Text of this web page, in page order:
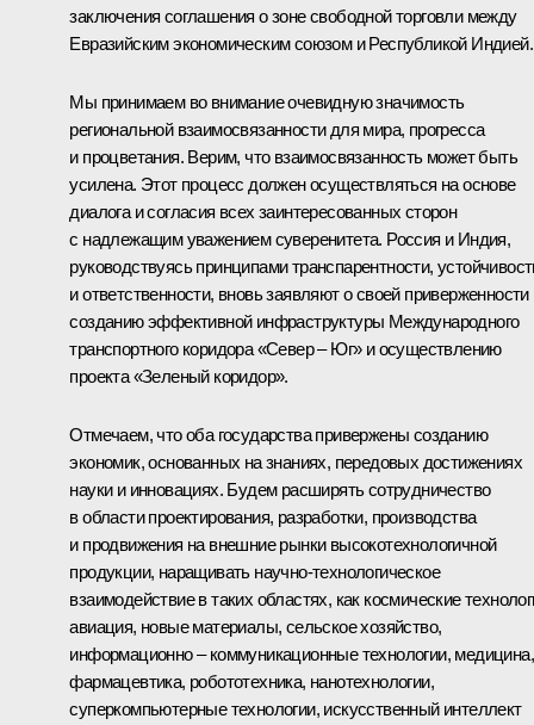
заключения соглашения о зоне свободной торговли между
Евразийским экономическим союзом и Республикой Индией.
Мы принимаем во внимание очевидную значимость
региональной взаимосвязанности для мира, прогресса
и процветания. Верим, что взаимосвязанность может быть
усилена. Этот процесс должен осуществляться на основе
диалога и согласия всех заинтересованных сторон
с надлежащим уважением суверенитета. Россия и Индия,
руководствуясь принципами транспарентности,
и ответственности, вновь заявляют о своей приверженности
созданию эффективной инфраструктуры Международного
транспортного коридора «Север – Юг» и осуществлению
проекта «Зеленый коридор».
Отмечаем, что оба государства привержены созданию
экономик, основанных на знаниях, передовых достижениях
науки и инновациях. Будем расширять сотрудничество
в области проектирования, разработки, производства
и продвижения на внешние рынки высокотехнологичной
продукции, наращивать научно-технологическое
взаимодействие в таких областях, как космические
авиация, новые материалы, сельское хозяйство,
информационно – коммуникационные технологии, медицина,
фармацевтика, робототехника, нанотехнологии,
суперкомпьютерные технологии, искусственный интеллект